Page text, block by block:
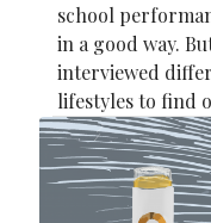
school
in a good way.
interviewed
lifestyles to find